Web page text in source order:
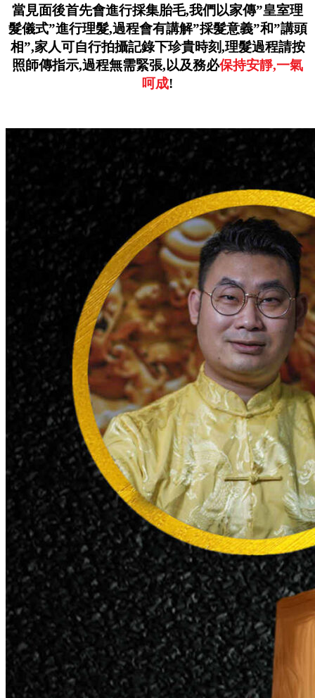
當見面後首先會進行採集胎毛,我們以家傳”皇室理
髮儀式”進行理髮,過程會有講解”採髮意義”和”講頭
相”,家人可自行拍攝記錄下珍貴時刻,理髮過程請按
照師傳指示,過程無需緊張, 以及務必保持安靜,一氣
呵成!